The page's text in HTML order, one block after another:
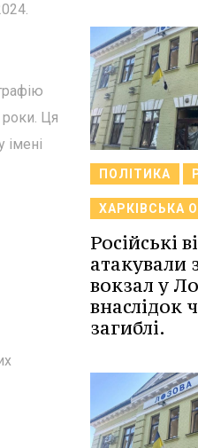
роки. Ця
ПОЛІТИКА
ХАРКІВСЬКА
Російські
атакували
вокзал у
внаслідок
загиблі.